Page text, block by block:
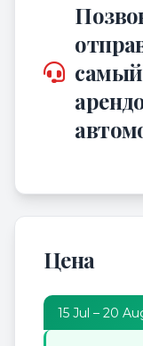
самый
Цена
15 Jul – 20